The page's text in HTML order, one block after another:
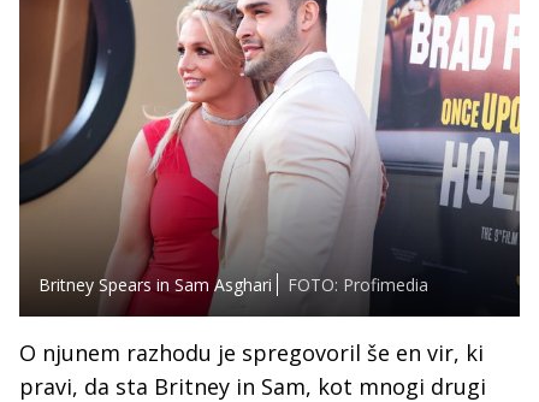
Britney Spears in Sam Asghari FOTO: Profimedia
O njunem razhodu je spregovoril še en vir, ki
pravi, da sta Britney in Sam, kot mnogi drugi